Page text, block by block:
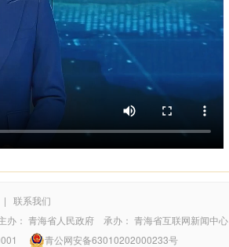
| 联系我们
办： 青海省人民政府 承办： 青海省互联网新闻中心
青公网安备63010202000233号